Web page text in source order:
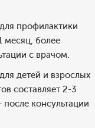
профилактики
месяц, более
с врачом.
детей и взрослых
составляет 2-3
консультации